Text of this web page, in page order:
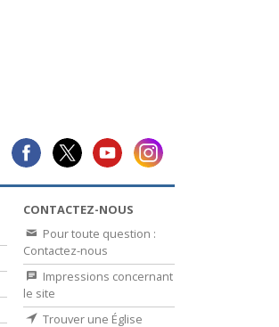
CONTACTEZ-NOUS
Pour toute question :
Contactez-nous
Impressions concernant
le site
Trouver une Église